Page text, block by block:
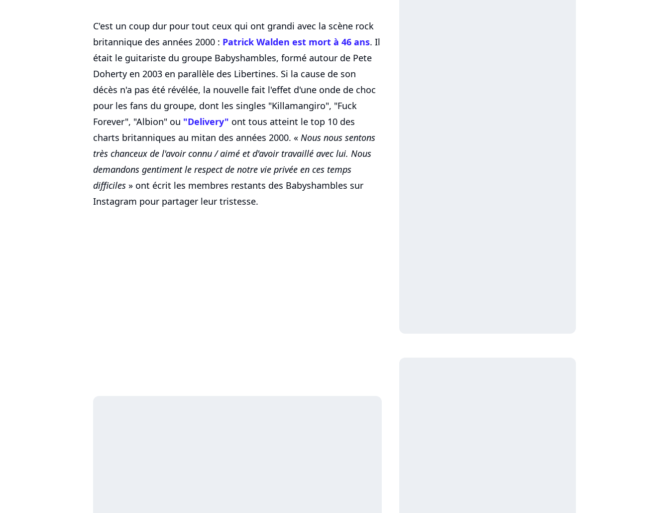
C'est un coup dur pour tout ceux qui ont grandi avec la scène rock
britannique des années 2000 : Patrick Walden est mort à 46 ans. Il
était le guitariste du groupe Babyshambles, formé autour de Pete
Doherty en 2003 en parallèle des Libertines. Si la cause de son
décès n'a pas été révélée, la nouvelle fait l'effet d'une onde de choc
pour les fans du groupe, dont les singles "Killamangiro", "Fuck
Forever", "Albion" ou "Delivery" ont tous atteint le top 10 des
charts britanniques au mitan des années 2000. « Nous nous sentons
très chanceux de l'avoir connu / aimé et d'avoir travaillé avec lui. Nous
demandons gentiment le respect de notre vie privée en ces temps
difficiles » ont écrit les membres restants des Babyshambles sur
Instagram pour partager leur tristesse.